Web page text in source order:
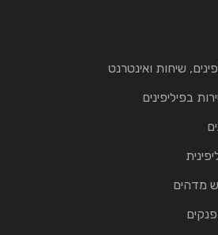
שיחות ואינטרנט
בפיליפינים
מדהים